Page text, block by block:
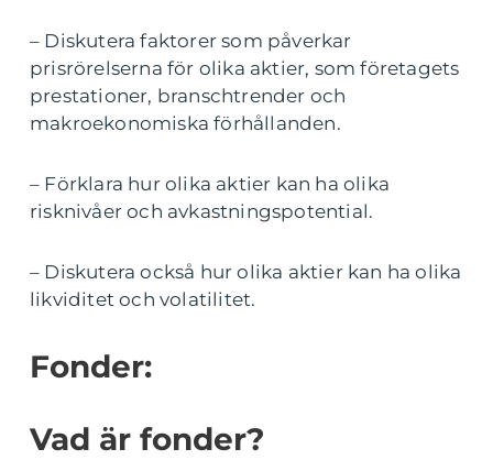
– Diskutera faktorer som påverkar
prisrörelserna för olika aktier, som företagets
prestationer, branschtrender och
makroekonomiska förhållanden.
– Förklara hur olika aktier kan ha olika
risknivåer och avkastningspotential.
– Diskutera också hur olika aktier kan ha olika
likviditet och volatilitet.
Fonder:
Vad är fonder?